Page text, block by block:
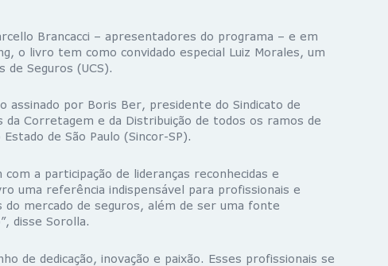
Brancacci – apresentadores do programa – e em
o livro tem como convidado especial Luiz Morales, um
de Seguros (UCS).
assinado por Boris Ber, presidente do Sindicato de
Corretagem e da Distribuição de todos os ramos de
de São Paulo (Sincor-SP).
a participação de lideranças reconhecidas e
uma referência indispensável para profissionais e
mercado de seguros, além de ser uma fonte
disse Sorolla.
de dedicação, inovação e paixão. Esses profissionais se